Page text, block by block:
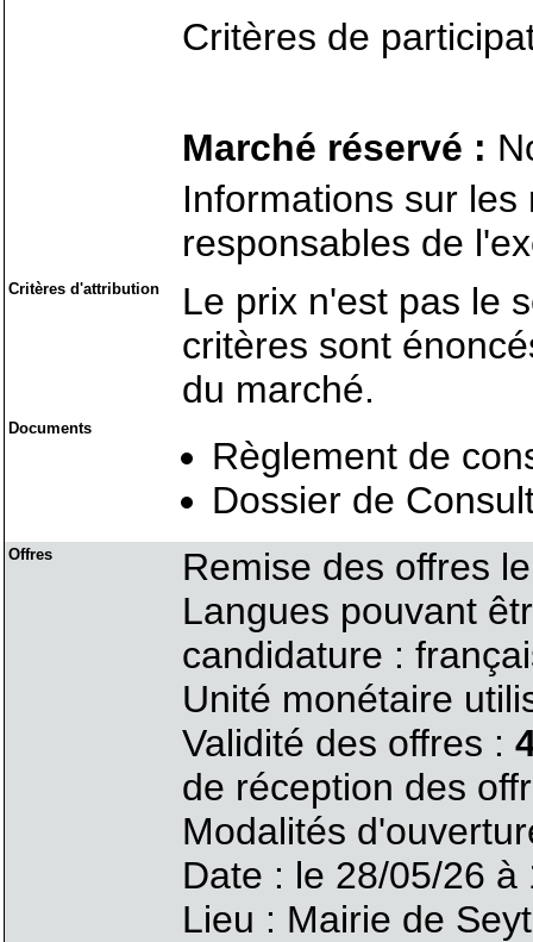
Critères de
Marché réservé :
Informations sur
responsables de
Critères d'attribution
Le prix n'est pas le
critères sont
du marché.
Documents
Règlement de
Dossier de
Offres
Remise des offres
Langues pouvant
candidature :
Unité monétaire
Validité des offres :
de réception des
Modalités
Date : le 28/05/26 à
Lieu : Mairie de